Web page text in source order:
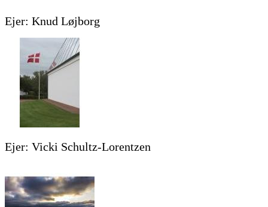
Ejer: Knud Løjborg
Ejer: Vicki Schultz-Lorentzen